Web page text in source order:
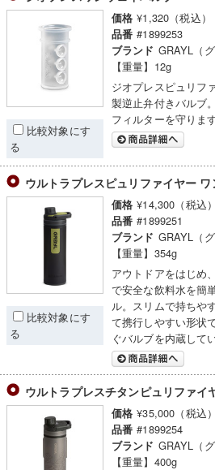
比較対象にす
る
価格 ¥1,320（税込）
品番 #1899253
ブランド GRAYL（グ
【重量】12g
ジオプレスピュリフ
製逆止弁付きバルブ
フィルターを守りま
ウルトラプレスピュリファイヤー
比較対象にす
る
価格 ¥14,300（税込）
品番 #1899251
ブランド GRAYL（グ
【重量】354g
アウトドアをはじめ
で安全な飲料水を簡
ル。スリムで持ちや
て携行しやすい形状
ぐバルブを内蔵して
ウルトラプレスチタンピュリファイ
価格 ¥35,000（税込）
品番 #1899254
ブランド GRAYL（グ
【重量】400g